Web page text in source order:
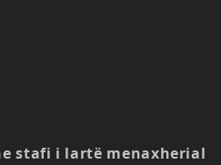
stafi i lartë menaxherial